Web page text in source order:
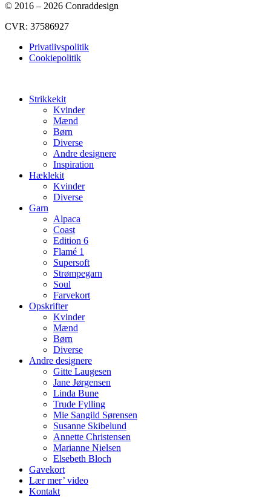
© 2016 – 2026 Conraddesign
CVR: 37586927
Privatlivspolitik
Cookiepolitik
Strikkekit
Kvinder
Mænd
Børn
Diverse
Andre designere
Inspiration
Hæklekit
Kvinder
Diverse
Garn
Alpaca
Coast
Edition 6
Flamé 1
Supersoft
Strømpegarn
Soul
Farvekort
Opskrifter
Kvinder
Mænd
Børn
Diverse
Andre designere
Gitte Laugesen
Jane Jørgensen
Linda Bune
Trude Fylling
Mie Sangild Sørensen
Susanne Skibelund
Annette Christensen
Marianne Nielsen
Elsebeth Bloch
Gavekort
Lær mer’ video
Kontakt